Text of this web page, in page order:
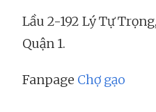
Lầu 2-192 Lý Tự
Quận 1.
Fanpage Chợ gạo